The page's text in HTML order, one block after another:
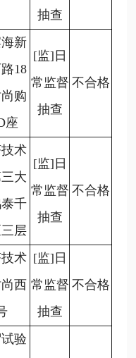
抽查
新
18
购
座
[监]日
常监督
抽查
不合格
术
大
千
层
[监]日
常监督
抽查
不合格
术
西
[监]日
常监督
抽查
不合格
验